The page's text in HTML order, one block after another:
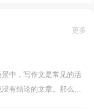
更多
中，写作文是常见的活
有结论的文章。那么，